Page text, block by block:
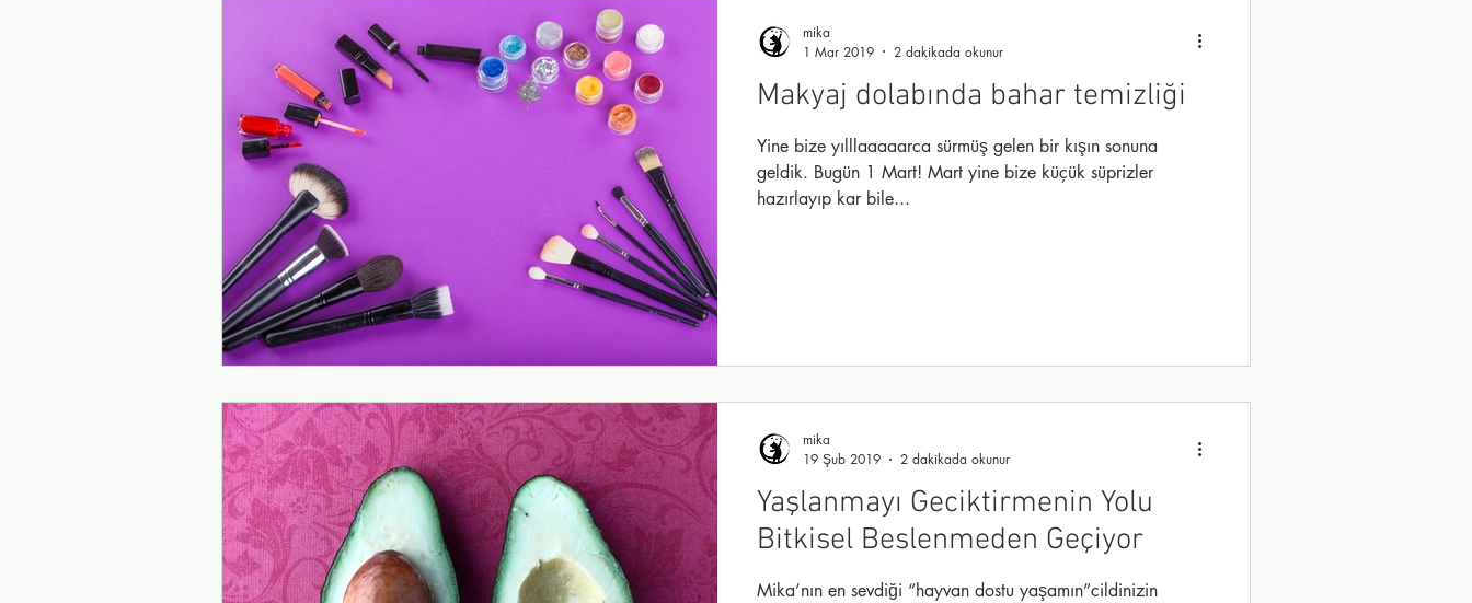
Makyaj dolabında bahar temizliği
Yine bize yılllaaaaarca sürmüş gelen bir kışın sonuna
geldik. Bugün 1 Mart! Mart yine bize küçük süprizler
hazırlayıp kar bile...
mika
1 Mar 2019
2 dakikada okunur
Yaşlanmayı Geciktirmenin Yolu
Bitkisel Beslenmeden Geçiyor
Mika’nın en sevdiği “hayvan dostu yaşamın”cildinizin
mika
19 Şub 2019
2 dakikada okunur